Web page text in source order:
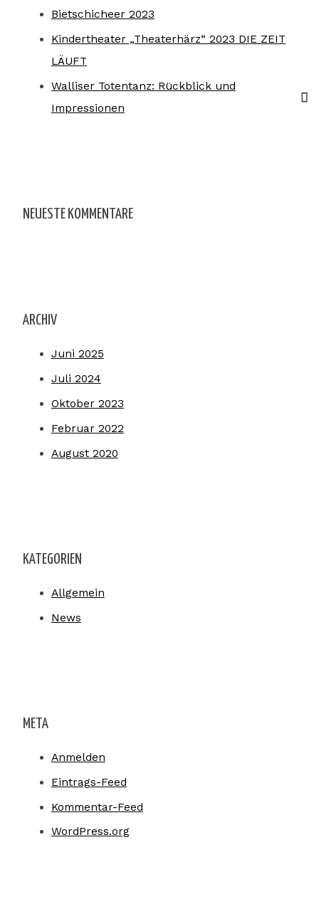
Bietschicheer 2023
Kindertheater „Theaterhärz“ 2023 DIE ZEIT
LÄUFT
Walliser Totentanz: Rückblick und
Impressionen
NEUESTE KOMMENTARE
ARCHIV
Juni 2025
Juli 2024
Oktober 2023
Februar 2022
August 2020
KATEGORIEN
Allgemein
News
META
Anmelden
Eintrags-Feed
Kommentar-Feed
WordPress.org